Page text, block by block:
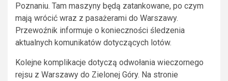
Poznaniu. Tam maszyny będą zatankowane, po czym
mają wrócić wraz z pasażerami do Warszawy.
Przewoźnik informuje o konieczności śledzenia
aktualnych komunikatów dotyczących lotów.
Kolejne komplikacje dotyczą odwołania wieczornego
rejsu z Warszawy do Zielonej Góry. Na stronie